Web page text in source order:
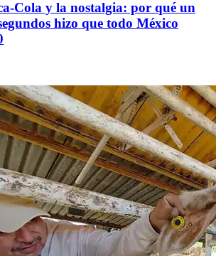
Cola y la nostalgia: por qué un
hizo que todo México